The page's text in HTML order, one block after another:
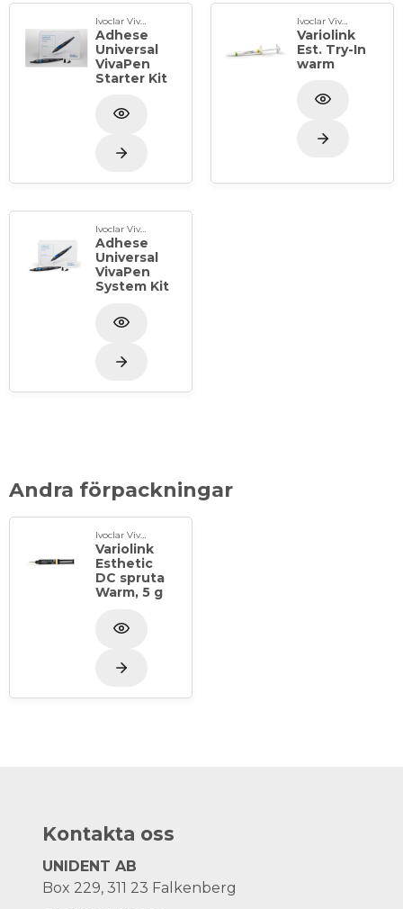
Ivoclar Vivadent
Adhese
Universal
VivaPen
Starter Kit
Ivoclar Vivadent
Variolink
Est. Try-In
warm
Ivoclar Vivadent
Adhese
Universal
VivaPen
System Kit
Andra förpackningar
Ivoclar Vivadent
Variolink
Esthetic
DC spruta
Warm, 5 g
Kontakta oss
UNIDENT AB
Box 229, 311 23 Falkenberg